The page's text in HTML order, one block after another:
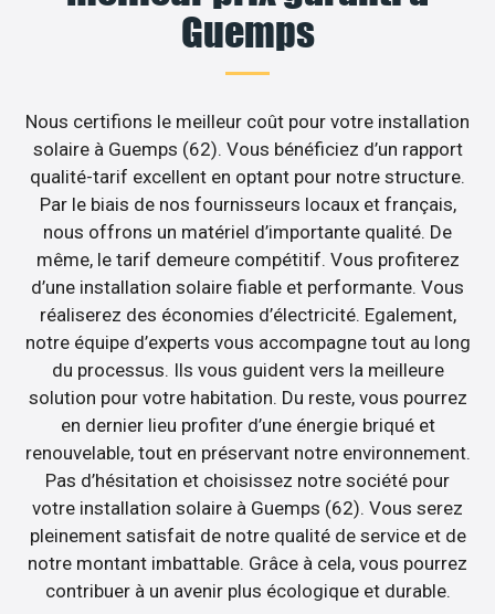
Guemps
Nous certifions le meilleur coût pour votre installation
solaire à Guemps (62). Vous bénéficiez d’un rapport
qualité-tarif excellent en optant pour notre structure.
Par le biais de nos fournisseurs locaux et français,
nous offrons un matériel d’importante qualité. De
même, le tarif demeure compétitif. Vous profiterez
d’une installation solaire fiable et performante. Vous
réaliserez des économies d’électricité. Egalement,
notre équipe d’experts vous accompagne tout au long
du processus. Ils vous guident vers la meilleure
solution pour votre habitation. Du reste, vous pourrez
en dernier lieu profiter d’une énergie briqué et
renouvelable, tout en préservant notre environnement.
Pas d’hésitation et choisissez notre société pour
votre installation solaire à Guemps (62). Vous serez
pleinement satisfait de notre qualité de service et de
notre montant imbattable. Grâce à cela, vous pourrez
contribuer à un avenir plus écologique et durable.